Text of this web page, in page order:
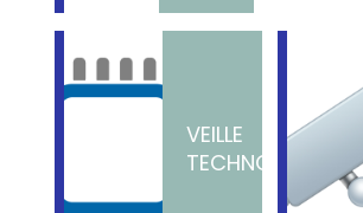
VEILLE
TECHNOLOGIQUE